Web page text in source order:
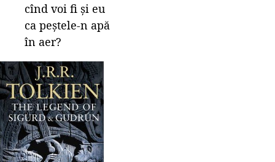
cînd voi fi și eu
ca peștele-n apă
în aer?